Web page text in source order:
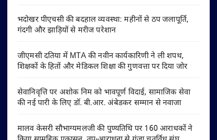
भदोखर पीएचसी की बदहाल व्यवस्था: महीनों से ठप जलापूर्ति,
गंदगी और झाड़ियों से मरीज परेशान
जीएमसी दतिया में MTA की नवीन कार्यकारिणी ने ली शपथ,
शिक्षकों के हितों और मेडिकल शिक्षा की गुणवत्ता पर दिया जोर
सेवानिवृत्ति पर अशोक निम को भावपूर्ण विदाई, सामाजिक सेवा
की नई पारी के लिए डॉ. बी.आर. अंबेडकर सम्मान से नवाजा
मालव केसरी सौभाग्यमलजी की पुण्यतिथि पर 160 आराधकों ने